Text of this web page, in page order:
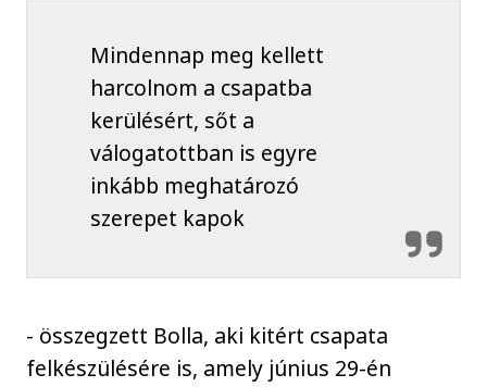
Mindennap meg kellett
harcolnom a csapatba
kerülésért, sőt a
válogatottban is egyre
inkább meghatározó
szerepet kapok
- összegzett Bolla, aki kitért csapata
felkészülésére is, amely június 29-én